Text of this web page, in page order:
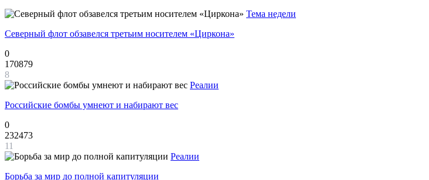
Тема недели
Северный флот обзавелся третьим носителем «Циркона»
0
170879
8
Реалии
Российские бомбы умнеют и набирают вес
0
232473
11
Реалии
Борьба за мир до полной капитуляции